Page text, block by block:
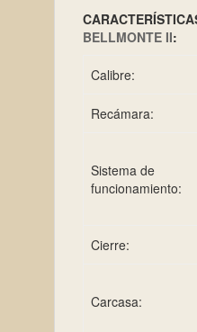
BELLMONTE II:
Calibre:
Recámara:
Sistema de
funcionamiento:
Cierre:
Carcasa: